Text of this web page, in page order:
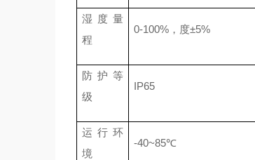
湿度量
程
0-100%，度±5%
防护等
级
IP65
运行环
境
-40~85℃